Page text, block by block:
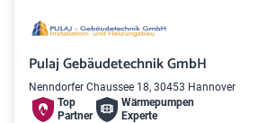
Pulaj Gebäudetechnik GmbH
Nenndorfer Chaussee 18, 30453 Hannover
Top
Partner
Wärme­pumpen
Experte